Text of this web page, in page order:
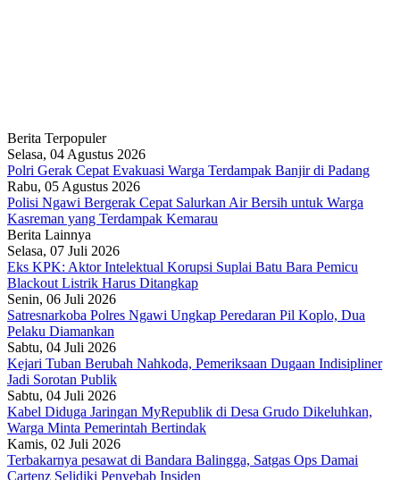
Berita Terpopuler
Selasa, 04 Agustus 2026
Polri Gerak Cepat Evakuasi Warga Terdampak Banjir di Padang
Rabu, 05 Agustus 2026
Polisi Ngawi Bergerak Cepat Salurkan Air Bersih untuk Warga
Kasreman yang Terdampak Kemarau
Berita Lainnya
Selasa, 07 Juli 2026
Eks KPK: Aktor Intelektual Korupsi Suplai Batu Bara Pemicu
Blackout Listrik Harus Ditangkap
Senin, 06 Juli 2026
Satresnarkoba Polres Ngawi Ungkap Peredaran Pil Koplo, Dua
Pelaku Diamankan
Sabtu, 04 Juli 2026
Kejari Tuban Berubah Nahkoda, Pemeriksaan Dugaan Indisipliner
Jadi Sorotan Publik
Sabtu, 04 Juli 2026
Kabel Diduga Jaringan MyRepublik di Desa Grudo Dikeluhkan,
Warga Minta Pemerintah Bertindak
Kamis, 02 Juli 2026
Terbakarnya pesawat di Bandara Balingga, Satgas Ops Damai
Cartenz Selidiki Penyebab Insiden